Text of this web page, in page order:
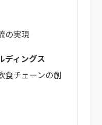
の実現
ディングス
食チェーンの創